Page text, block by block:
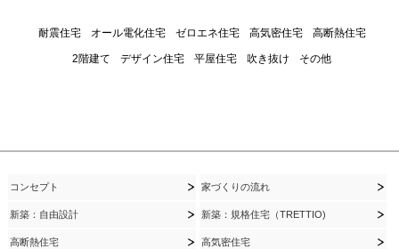
耐震住宅 オール電化住宅 ゼロエネ住宅 高気密住宅 高断熱住宅
2階建て デザイン住宅 平屋住宅 吹き抜け その他
コンセプト 家づくりの流れ
新築：自由設計 新築：規格住宅（TRETTIO)
高断熱住宅 高気密住宅